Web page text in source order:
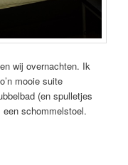
wij overnachten. Ik
mooie suite
(en spulletjes
schommelstoel.